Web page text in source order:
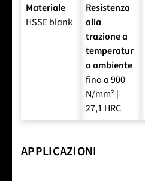
Materiale
HSSE blank
Resistenza
alla
trazione a
temperatur
a ambiente
fino a 900
N/mm² |
27,1 HRC
APPLICAZIONI